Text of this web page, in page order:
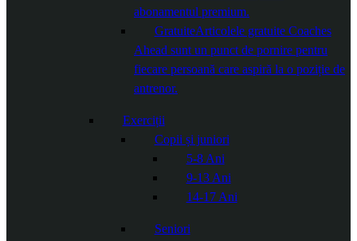
abonamentul premium.
GratuiteArticolele gratuite Coaches
Ahead sunt un punct de pornire pentru
fiecare persoană care aspiră la o poziție de
antrenor.
Exerciții
Copii și juniori
5-8 Ani
9-13 Ani
14-17 Ani
Seniori